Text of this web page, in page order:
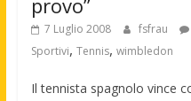
7 Luglio 2008 fsfrau
Sportivi, Tennis, wimbledon
Il tennista spagnolo vince